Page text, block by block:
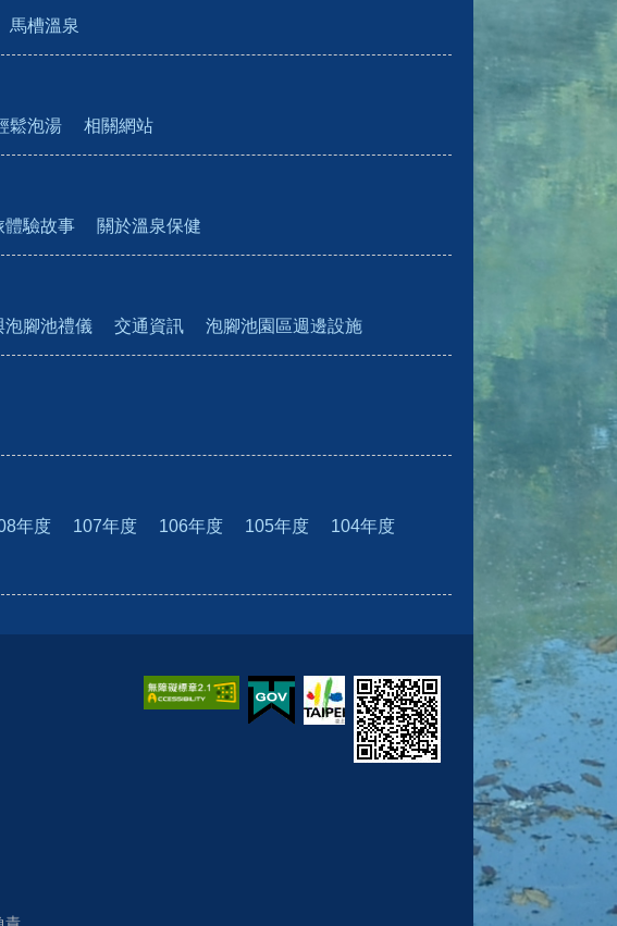
馬槽溫泉
鬆泡湯 相關網站
體驗故事 關於溫泉保健
泡腳池禮儀 交通資訊 泡腳池園區週邊設施
年度 107年度 106年度 105年度 104年度
。